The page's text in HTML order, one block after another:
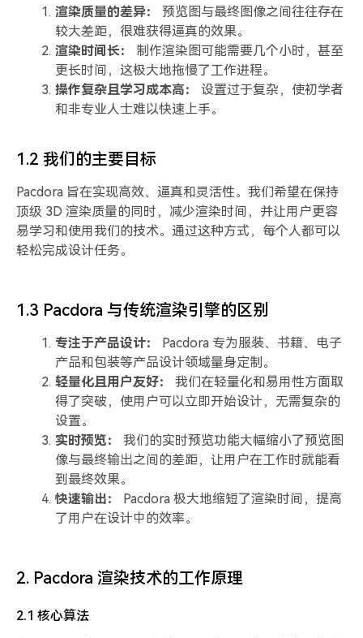
渲染质量的差异： 预览图与最终图像之间往往存在
较大差距，很难获得逼真的效果。
渲染时间长： 制作渲染图可能需要几个小时，甚至
更长时间，这极大地拖慢了工作进程。
操作复杂且学习成本高： 设置过于复杂，使初学者
和非专业人士难以快速上手。
1.2 我们的主要目标
Pacdora 旨在实现高效、逼真和灵活性。我们希望在保持
顶级 3D 渲染质量的同时，减少渲染时间，并让用户更容
易学习和使用我们的技术。通过这种方式，每个人都可以
轻松完成设计任务。
1.3 Pacdora 与传统渲染引擎的区别
专注于产品设计：
Pacdora 专为服装、书籍、电子
产品和包装等产品设计领域量身定制。
轻量化且用户友好：
我们在轻量化和易用性方面取
得了突破，使用户可以立即开始设计，无需复杂的
设置。
实时预览：
我们的实时预览功能大幅缩小了预览图
像与最终输出之间的差距，让用户在工作时就能看
到最终效果。
快速输出：
Pacdora 极大地缩短了渲染时间，提高
了用户在设计中的效率。
2. Pacdora 渲染技术的工作原理
2.1 核心算法